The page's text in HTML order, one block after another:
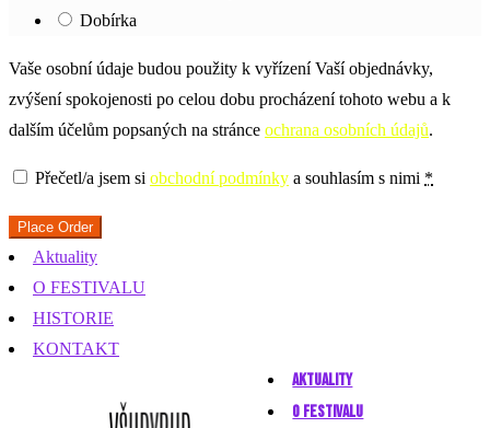
Dobírka
Vaše osobní údaje budou použity k vyřízení Vaší objednávky,
zvýšení spokojenosti po celou dobu procházení tohoto webu a k
dalším účelům popsaných na stránce ochrana osobních údajů.
Přečetl/a jsem si obchodní podmínky a souhlasím s nimi *
Place Order
Aktuality
O FESTIVALU
HISTORIE
KONTAKT
AKTUALITY
O FESTIVALU